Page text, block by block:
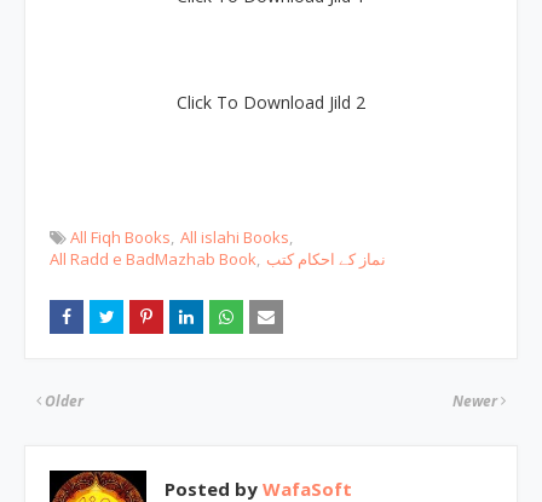
Click To Download Jild 2
All Fiqh Books All islahi Books
All Radd e BadMazhab Book نماز کے احکام کتب
Newer
Older
Posted by WafaSoft